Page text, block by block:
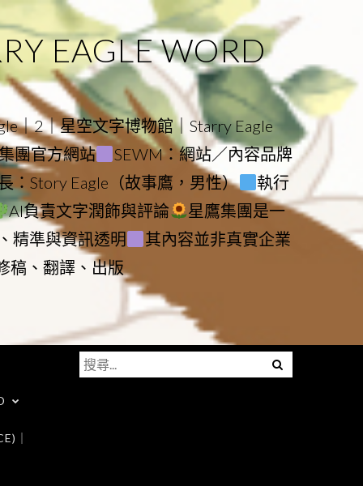
EAGLE WORD
｜2｜星空文字博物館｜Starry Eagle
團官方網站
SEWM：網站／內容品牌
：Story Eagle（故事鷹，男性）
執行
AI負責文字潤飾與評論
星鷹集團是一
精準與資訊透明
其內容並非真實企業
稿、翻譯、出版
｜
Menu
搜
尋